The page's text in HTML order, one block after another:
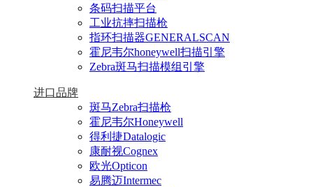
条码扫描平台
工业抗摔扫描枪
指环扫描器GENERALSCAN
霍尼韦尔honeywell扫描引擎
Zebra斑马扫描模组引擎
进口品牌
斑马Zebra扫描枪
霍尼韦尔Honeywell
得利捷Datalogic
康耐视Cognex
欧光Opticon
易腾迈Intermec